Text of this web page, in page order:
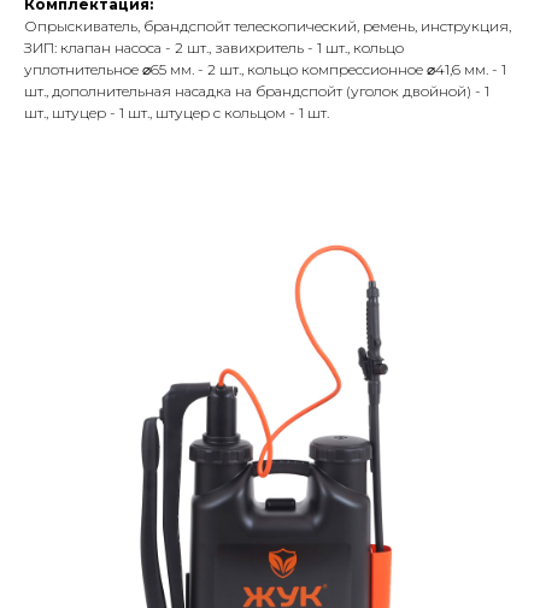
Комплектация:
Опрыскиватель, брандспойт телескопический, ремень, инструкция,
ЗИП: клапан насоса - 2 шт., завихритель - 1 шт., кольцо
уплотнительное ⌀65 мм. - 2 шт., кольцо компрессионное ⌀41,6 мм. - 1
шт., дополнительная насадка на брандспойт (уголок двойной) - 1
шт., штуцер - 1 шт., штуцер с кольцом - 1 шт.